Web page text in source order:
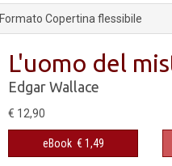
Formato Copertina flessibile
L'uomo del
Edgar Wallace
€ 12,90
eBook € 1,49